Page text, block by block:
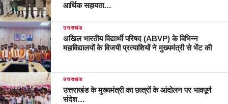
आर्थिक सहायता…
उत्तराखंड
अखिल भारतीय विद्यार्थी परिषद (ABVP) के विभिन्न
महाविद्यालयों के विजयी प्रत्याशियों ने मुख्यमंत्री से भेंट की
उत्तराखंड
उत्तराखंड के मुख्यमंत्री का छात्रों के आंदोलन पर भावपूर्ण
संदेश…